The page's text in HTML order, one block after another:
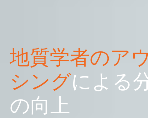
地質学者のア
シングによる
の向上